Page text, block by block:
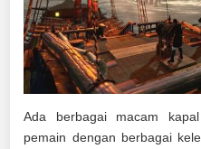
Ada berbagai macam
pemain dengan berbagai